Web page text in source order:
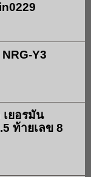
Y3
ยอรมัน
ท้ายเลข 8